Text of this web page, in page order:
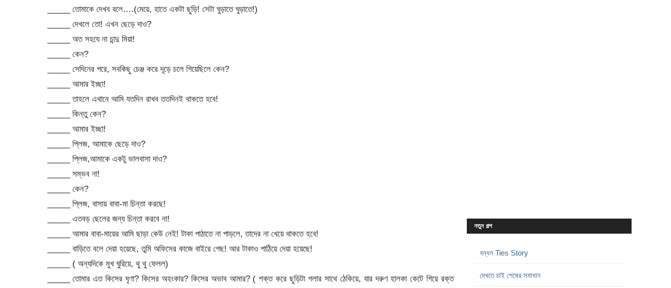
_____ তোমাকে দেখব বলে….(মেয়ে, হাতে একটা ছুড়ি! সেটা ঘুড়াতে ঘুড়াতে!)
_____ দেখলে তো! এখন ছেড়ে দাও?
_____ অত সহযে না চান্দু মিয়া!
_____ কেন?
_____ সেদিনের পরে, সবকিছু চেঞ্জ করে দূড়ে চলে গিয়েছিলে কেন?
_____ আমার ইচ্ছা!
_____ তাহলে এখানে আমি যতদিন রাখব ততদিনই থাকতে হবে!
_____ কিন্তু কেন?
_____ আমার ইচ্ছা!
_____ প্লিজ, আমাকে ছেড়ে দাও?
_____ প্লিজ,আমাকে একটু ভালবাসা দাও?
_____ সম্ভব না!
_____ কেন?
_____ প্লিজ, বাসায় বাবা-মা চিন্তা করছে!
_____ এতবড় ছেলের জন্য চিন্তা করবে না!
_____ আমার বাবা-মায়ের আমি ছাড়া কেউ নেই! টাকা পাঠাতে না পাড়লে, তাদের না খেয়ে থাকতে হবে!
_____ বাড়িতে বলে দেয়া হয়েছে, তুমি অফিসের কাজে বাইরে গেছ! আর টাকাও পাঠিয়ে দেয়া হয়েছে!
_____ ( অন্যদিকে মুখ ঘুরিয়ে, থু থু ফেলল)
_____ তোমার এত কিসের ঘৃণা? কিসের অহংকার? কিসের অভাব আমার? ( শক্ত করে ছুড়িটা গলার সাথে ঠেকিয়ে, যার দরুণ হালকা কেটে গিয়ে রক্ত
নতুন গল্প
বন্ধন Ties Story
দেখতে চাই শেষের সমাধান